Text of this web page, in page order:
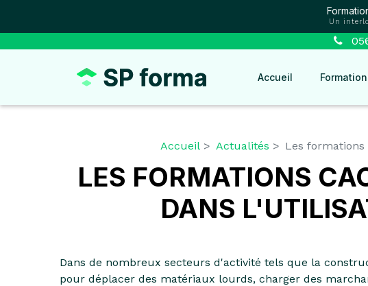
Un
Accueil
Accueil Actualités Les
LES FORMATIONS
DANS
Dans de nombreux secteurs d'activité tels que la
pour déplacer des matériaux lourds, charger des